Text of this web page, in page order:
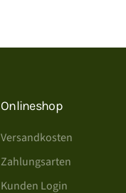
Onlineshop
Versandkosten
Zahlungsarten
Kunden Login